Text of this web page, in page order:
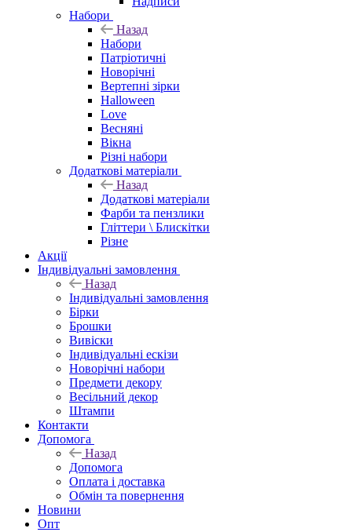
Набори
Назад
Набори
Патріотичні
Новорічні
Вертепні зірки
Halloween
Love
Весняні
Вікна
Різні набори
Додаткові матеріали
Назад
Додаткові матеріали
Фарби та пензлики
Гліттери \ Блискітки
Різне
Акції
Індивідуальні замовлення
Назад
Індивідуальні замовлення
Бірки
Брошки
Вивіски
Індивідуальні ескізи
Новорічні набори
Предмети декору
Весільний декор
Штампи
Контакти
Допомога
Назад
Допомога
Оплата і доставка
Обмін та повернення
Новини
Опт